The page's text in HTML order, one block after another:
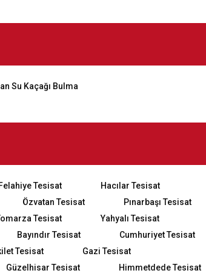
Su Kaçağı Bulma
Felahiye Tesisat
Hacılar Tesisat
Özvatan Tesisat
Pınarbaşı Tesisat
Tesisat
Yahyalı Tesisat
Bayındır Tesisat
Cumhuriyet Tesisat
Tesisat
Gazi Tesisat
Güzelhisar Tesisat
Himmetdede Tesisat